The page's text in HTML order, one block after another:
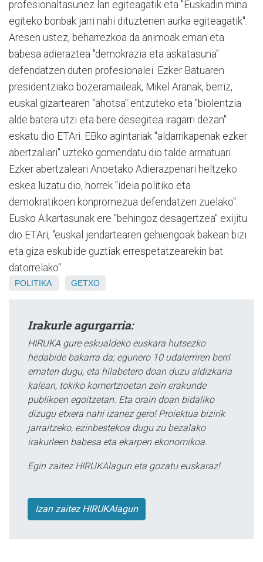
profesionaltasunez lan egiteagatik eta "Euskadin mina
egiteko bonbak jarri nahi dituztenen aurka egiteagatik".
Aresen ustez, beharrezkoa da animoak eman eta
babesa adieraztea "demokrazia eta askatasuna"
defendatzen duten profesionalei. Ezker Batuaren
presidentziako bozeramaileak, Mikel Aranak, berriz,
euskal gizartearen "ahotsa" entzuteko eta "biolentzia
alde batera utzi eta bere desegitea iragarri dezan"
eskatu dio ETAri. EBko agintariak "aldarrikapenak ezker
abertzaliari" uzteko gomendatu dio talde armatuari.
Ezker abertzaleari Anoetako Adierazpenari heltzeko
eskea luzatu dio, horrek "ideia politiko eta
demokratikoen konpromezua defendatzen zuelako".
Eusko Alkartasunak ere "behingoz desagertzea" exijitu
dio ETAri, "euskal jendartearen gehiengoak bakean bizi
eta giza eskubide guztiak errespetatzearekin bat
datorrelako".
POLITIKA GETXO
Irakurle agurgarria:
HIRUKA gure eskualdeko euskara hutsezko
hedabide bakarra da; egunero 10 udalerriren berri
ematen dugu, eta hilabetero doan duzu aldizkaria
kalean, tokiko komertzioetan zein erakunde
publikoen egoitzetan. Eta orain doan bidaliko
dizugu etxera nahi izanez gero! Proiektua bizirik
jarraitzeko, ezinbestekoa dugu zu bezalako
irakurleen babesa eta ekarpen ekonomikoa.
Egin zaitez HIRUKAlagun eta gozatu euskaraz!
Izan zaitez HIRUKAlagun